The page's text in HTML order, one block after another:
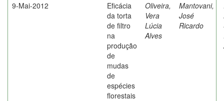
9-Mai-2012
Eficácia
da torta
de filtro
na
produção
de
mudas
de
espécies
florestais
Oliveira,
Vera
Lúcia
Alves
Mantovani,
José
Ricardo